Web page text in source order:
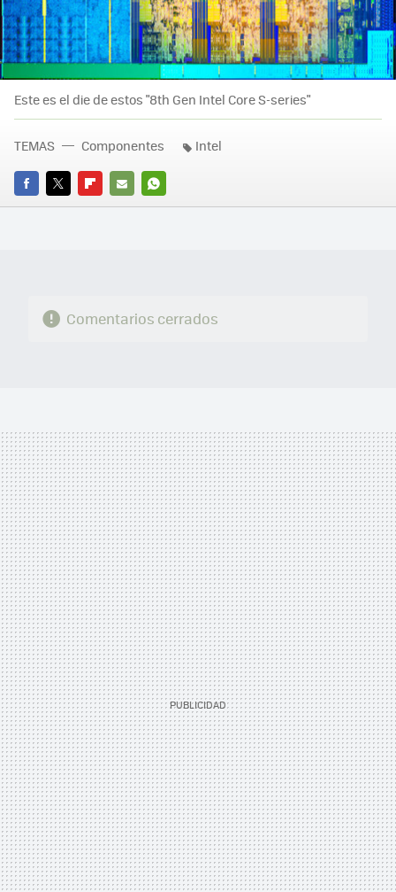
Este es el die de estos "8th Gen Intel Core S-series"
FACEBOOK
TWITTERFLIPBOARD
E-
WHATSAPP
TEMAS Componentes Intel
Comentarios cerrados